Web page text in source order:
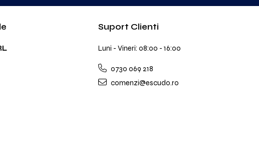
Suport Clienti
Luni - Vineri: 08:00 - 16:00
0730 069 218
comenzi@escudo.ro